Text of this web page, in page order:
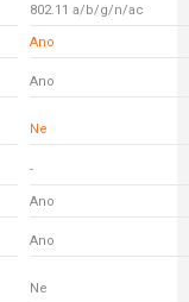
802.11 a/b/g/n/ac
Ano
Ano
Ne
-
Ano
Ano
Ne